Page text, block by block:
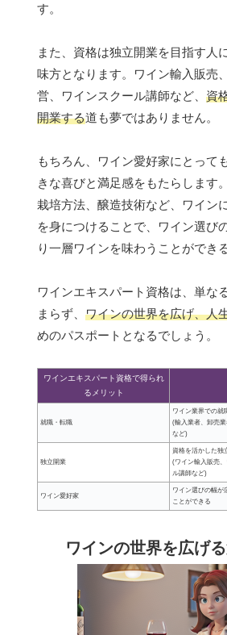
す。
また、資格は独立開業を目指す人
味方となります。ワイン輸入販売
営、ワインスクール講師など、 資
開業する道も夢ではありません。
もちろん、ワイン愛好家にとって
きな喜びと満足感をもたらします
栽培方法、醸造技術など、ワイン
を身につけることで、ワイン選び
り一層ワインを味わうことができ
ワインエキスパート資格は、単な
まらず、 ワインの世界を広げ、人
めのパスポートとなるでしょう。
ワインエキスパート資格で得られ
るメリット
就職・転職
ワイン業界での就
(輸入業者、卸売
など)
独立開業
資格を活かした独
(ワイン輸入販売
ル講師など)
ワイン愛好家
ワイン選びの幅が
ことができる
ワインの世界を広げ